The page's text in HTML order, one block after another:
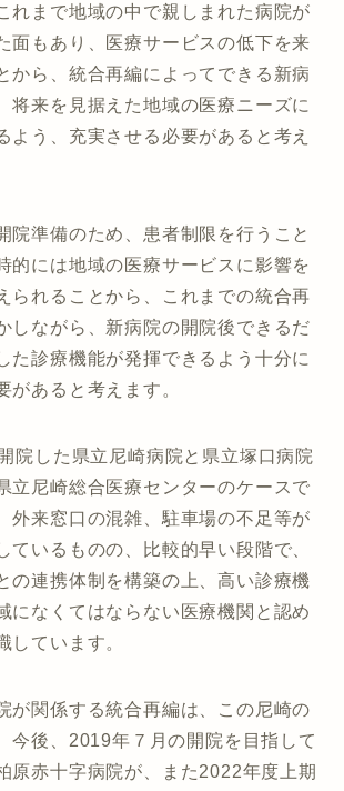
れまで地域の中で親しまれた病院が
面もあり、医療サービスの低下を来
から、統合再編によってできる新病
将来を見据えた地域の医療ニーズに
よう、充実させる必要があると考え
院準備のため、患者制限を行うこと
的には地域の医療サービスに影響を
られることから、これまでの統合再
しながら、新病院の開院後できるだ
た診療機能が発揮できるよう十分に
があると考えます。
院した県立尼崎病院と県立塚口病院
立尼崎総合医療センターのケースで
外来窓口の混雑、駐車場の不足等が
ているものの、比較的早い段階で、
の連携体制を構築の上、高い診療機
になくてはならない医療機関と認め
しています。
が関係する統合再編は、この尼崎の
今後、2019年７月の開院を目指して
原赤十字病院が、また2022年度上期